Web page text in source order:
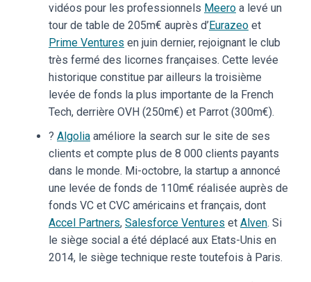
vidéos pour les professionnels Meero a levé un
tour de table de 205m€ auprès d’Eurazeo et
Prime Ventures en juin dernier, rejoignant le club
très fermé des licornes françaises. Cette levée
historique constitue par ailleurs la troisième
levée de fonds la plus importante de la French
Tech, derrière OVH (250m€) et Parrot (300m€).
? Algolia améliore la search sur le site de ses
clients et compte plus de 8 000 clients payants
dans le monde. Mi-octobre, la startup a annoncé
une levée de fonds de 110m€ réalisée auprès de
fonds VC et CVC américains et français, dont
Accel Partners, Salesforce Ventures et Alven. Si
le siège social a été déplacé aux Etats-Unis en
2014, le siège technique reste toutefois à Paris.